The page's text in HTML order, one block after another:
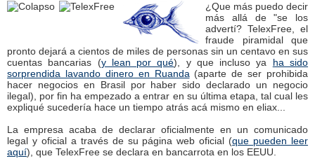
¿Que más puedo decir
más allá de "se los
advertí? TelexFree, el
fraude piramidal que
pronto dejará a cientos de miles de personas sin un centavo en sus
cuentas bancarias (y lean por qué), y que incluso ya ha sido
sorprendida lavando dinero en Ruanda (aparte de ser prohibida
hacer negocios en Brasil por haber sido declarado un negocio
ilegal), por fin ha empezado a entrar en su última etapa, tal cual les
expliqué sucedería hace un tiempo atrás acá mismo en eliax...
La empresa acaba de declarar oficialmente en un comunicado
legal y oficial a través de su página web oficial (que pueden leer
aquí), que TelexFree se declara en bancarrota en los EEUU.